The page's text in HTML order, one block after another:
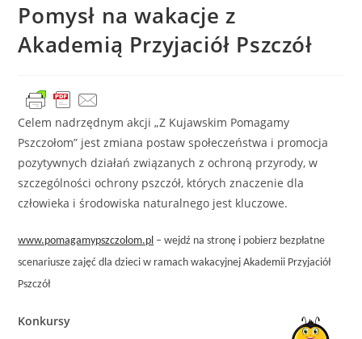
Pomysł na wakacje z
Akademią Przyjaciół Pszczół
Celem nadrzędnym akcji „Z Kujawskim Pomagamy
Pszczołom” jest zmiana postaw społeczeństwa i promocja
pozytywnych działań związanych z ochroną przyrody, w
szczególności ochrony pszczół, których znaczenie dla
człowieka i środowiska naturalnego jest kluczowe.
www.pomagamypszczolom.pl – wejdź na stronę i pobierz bezpłatne
scenariusze zajęć dla dzieci w ramach wakacyjnej Akademii Przyjaciół
Pszczół
Konkursy